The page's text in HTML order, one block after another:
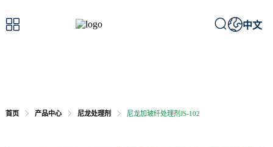
 中文
首页 产品中心 尼龙处理剂 尼龙加玻纤处理剂JS-102